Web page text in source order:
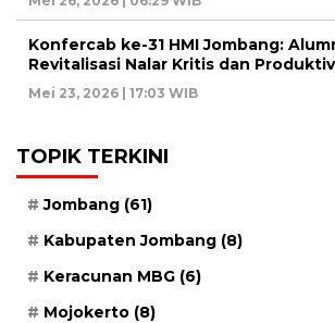
Konfercab ke-31 HMI Jombang:
Revitalisasi Nalar Kritis dan
Mei 23, 2026 | 17:03 WIB
TOPIK TERKINI
Jombang (61)
Kabupaten Jombang (8)
Keracunan MBG (6)
Mojokerto (8)